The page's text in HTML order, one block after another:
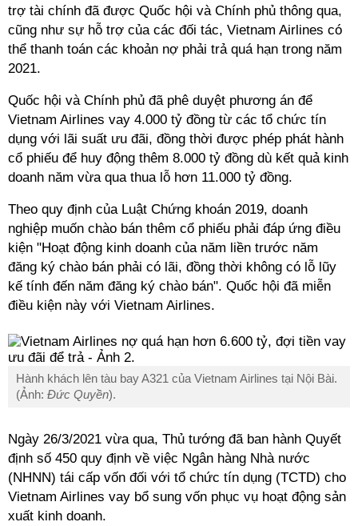
trợ tài chính đã được Quốc hội và Chính phủ thông qua,
cũng như sự hỗ trợ của các đối tác, Vietnam Airlines có
thể thanh toán các khoản nợ phải trả quá hạn trong năm
2021.
Quốc hội và Chính phủ đã phê duyệt phương án để
Vietnam Airlines vay 4.000 tỷ đồng từ các tổ chức tín
dụng với lãi suất ưu đãi, đồng thời được phép phát hành
cổ phiếu để huy động thêm 8.000 tỷ đồng dù kết quả kinh
doanh năm vừa qua thua lỗ hơn 11.000 tỷ đồng.
Theo quy định của Luật Chứng khoán 2019, doanh
nghiệp muốn chào bán thêm cổ phiếu phải đáp ứng điều
kiện "Hoạt động kinh doanh của năm liền trước năm
đăng ký chào bán phải có lãi, đồng thời không có lỗ lũy
kế tính đến năm đăng ký chào bán". Quốc hội đã miễn
điều kiện này với Vietnam Airlines.
Hành khách lên tàu bay A321 của Vietnam Airlines tại Nội Bài.
(Ảnh: Đức Quyền).
Ngày 26/3/2021 vừa qua, Thủ tướng đã ban hành Quyết
định số 450 quy định về việc Ngân hàng Nhà nước
(NHNN) tái cấp vốn đối với tổ chức tín dụng (TCTD) cho
Vietnam Airlines vay bổ sung vốn phục vụ hoạt động sản
xuất kinh doanh.